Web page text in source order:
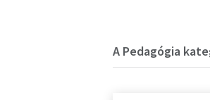
A Pedagógia